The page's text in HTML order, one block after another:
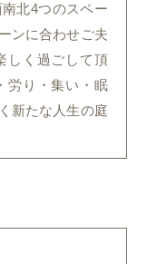
北4つのスペー
ンに合わせご夫
しく過ごして頂
労り・集い・眠
新たな人生の庭